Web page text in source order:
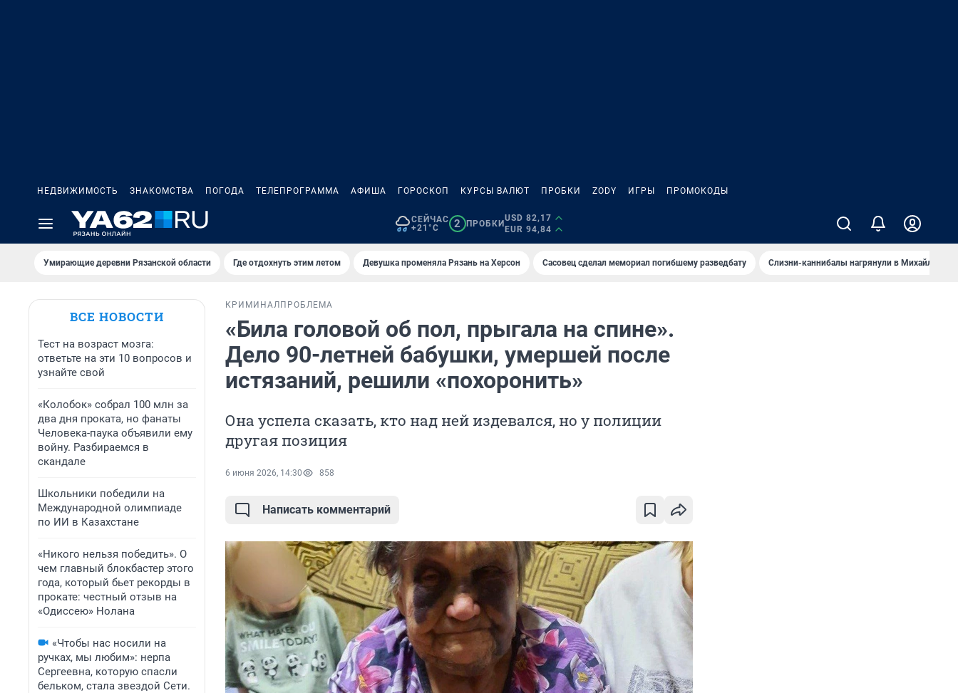
НЕДВИЖИМОСТЬ ЗНАКОМСТВА ПОГОДА ТЕЛЕПРОГРАММА АФИША ГОРОСКОП КУРСЫ ВАЛЮТ ПРОБКИ ZODY ИГРЫ ПРОМОКОДЫ
СЕЙЧАС
+21°C
2 ПРОБКИ
USD 82,17
EUR 94,84
Умирающие деревни Рязанской области Где отдохнуть этим летом Девушка променяла Рязань на Херсон Сасовец сделал мемориал погибшему разведбату Слизни-каннибалы нагрянули в Михайлов
ВСЕ НОВОСТИ
Тест на возраст мозга:
ответьте на эти 10 вопросов и
узнайте свой
«Колобок» собрал 100 млн за
два дня проката, но фанаты
Человека-паука объявили ему
войну. Разбираемся в
скандале
Школьники победили на
Международной олимпиаде
по ИИ в Казахстане
«Никого нельзя победить». О
чем главный блокбастер этого
года, который бьет рекорды в
прокате: честный отзыв на
«Одиссею» Нолана
«Чтобы нас носили на
ручках, мы любим»: нерпа
Сергеевна, которую спасли
бельком, стала звездой Сети.
КРИМИНАЛ ПРОБЛЕМА
«Била головой об пол, прыгала на спине».
Дело 90-летней бабушки, умершей после
истязаний, решили «похоронить»
Она успела сказать, кто над ней издевался, но у полиции
другая позиция
6 июня 2026, 14:30 858
Написать комментарий